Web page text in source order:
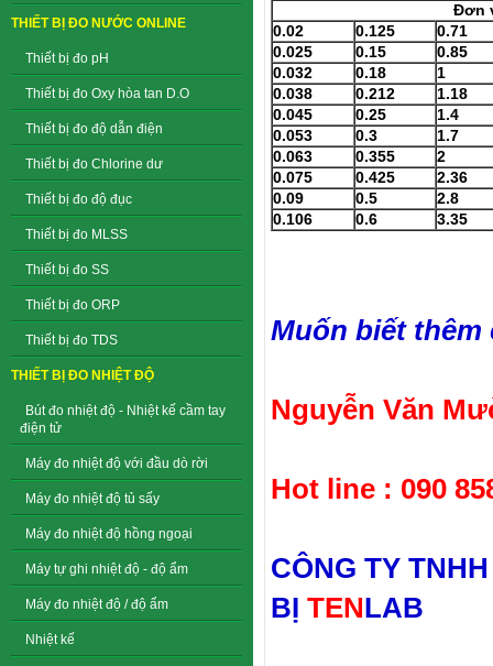
THIẾT BỊ ĐO NƯỚC ONLINE
Thiết bị đo pH
Thiết bị đo Oxy hòa tan D.O
Thiết bị đo độ dẫn điện
Thiết bị đo Chlorine dư
Thiết bị đo độ đục
Thiết bị đo MLSS
Thiết bị đo SS
Thiết bị đo ORP
Thiết bị đo TDS
THIẾT BỊ ĐO NHIỆT ĐỘ
Bút đo nhiệt độ - Nhiệt kế cầm tay
điện tử
Máy đo nhiệt độ với đầu dò rời
Máy đo nhiệt độ tủ sấy
Máy đo nhiệt độ hồng ngoại
Máy tự ghi nhiệt độ - độ ẩm
Máy đo nhiệt độ / độ ẩm
Nhiệt kế
Đơn
0.02
0.125
0.71
0.025
0.15
0.85
0.032
0.18
1
0.038
0.212
1.18
0.045
0.25
1.4
0.053
0.3
1.7
0.063
0.355
2
0.075
0.425
2.36
0.09
0.5
2.8
0.106
0.6 3.35
Muốn biết
Nguyễn Văn
Hot line : 090
CÔNG TY
BỊ TENLAB